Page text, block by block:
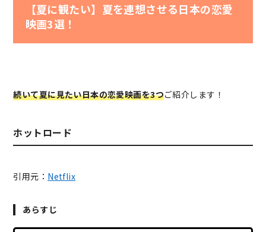
【夏に観たい】夏を連想させる日本の恋愛
映画3選！
続いて夏に見たい日本の恋愛映画を3つご紹介します！
ホットロード
引用元： Netflix
あらすじ